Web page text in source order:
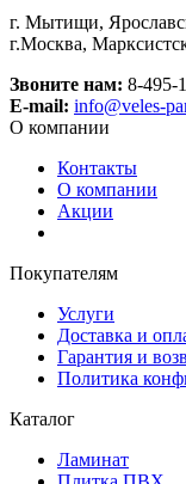
г. Мытищи,
г.Москва,
Звоните нам: 8-495-
E-mail: info@veles-
О компании
Контакты
О компании
Акции
Покупателям
Услуги
Доставка и
Гарантия и
Политика
Каталог
Ламинат